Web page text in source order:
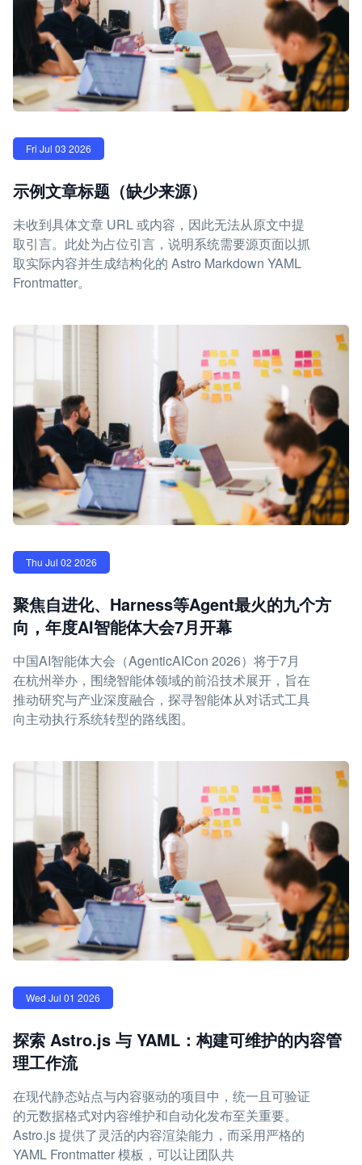
Fri Jul 03 2026
示例文章标题（缺少来源）
未收到具体文章 URL 或内容，因此无法从原文中提
取引言。此处为占位引言，说明系统需要源页面以抓
取实际内容并生成结构化的 Astro Markdown YAML
Frontmatter。
Thu Jul 02 2026
聚焦自进化、Harness等Agent最火的九个方
向，年度AI智能体大会7月开幕
中国AI智能体大会（AgenticAICon 2026）将于7月
在杭州举办，围绕智能体领域的前沿技术展开，旨在
推动研究与产业深度融合，探寻智能体从对话式工具
向主动执行系统转型的路线图。
Wed Jul 01 2026
探索 Astro.js 与 YAML：构建可维护的内容管
理工作流
在现代静态站点与内容驱动的项目中，统一且可验证
的元数据格式对内容维护和自动化发布至关重要。
Astro.js 提供了灵活的内容渲染能力，而采用严格的
YAML Frontmatter 模板，可以让团队共